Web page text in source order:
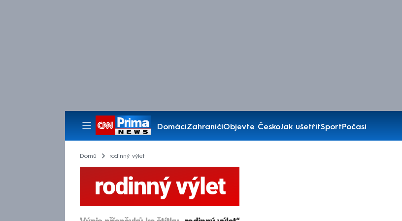
DomácíZahraničíObjevte ČeskoJak ušetřitSportPočasí
Pořady
Domů rodinný výlet
rodinný výlet